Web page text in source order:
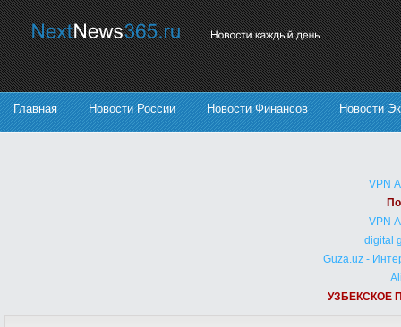
Главная Новости России Новости Финансов Новости
VPN
VPN
digital
Guza.uz -
УЗБЕКСКОЕ